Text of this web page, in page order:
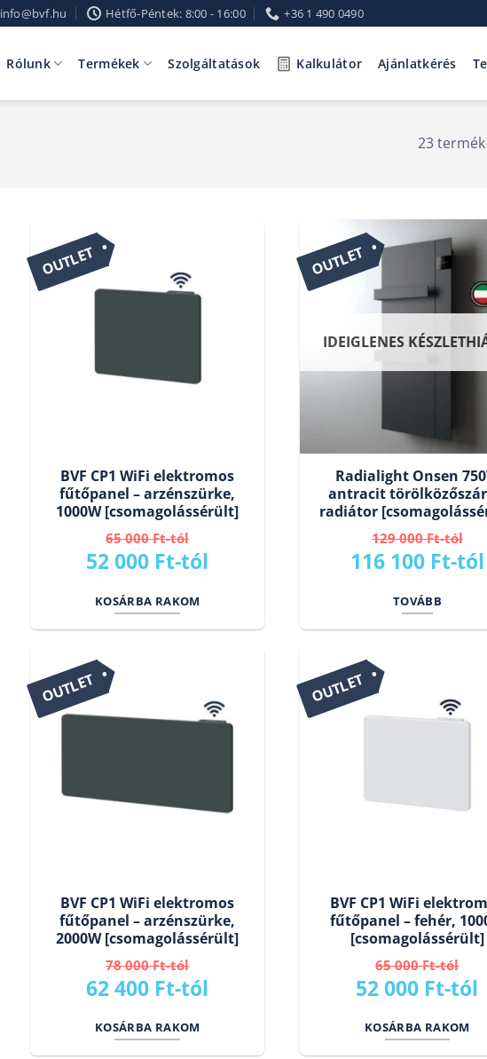
info@bvf.hu Hétfő-Péntek: 8:00 - 16:00 +36 1 490 0490
Rólunk Termékek Szolgáltatások Kalkulátor Ajánlatkérés
23
OUTLET
BVF CP1 WiFi elektromos
fűtőpanel – arzénszürke,
1000W [csomagolássérült]
65 000Ft
Original
price
was:
000 Ft.
52 000 Ft
KOSÁRBA RAKOM
OUTLET
IDEIGLENES
Radialight Onsen
antracit
radiátor
129 000Ft
Original
000 Ft.
116 100 Ft
TOVÁBB
OUTLET
BVF CP1 WiFi elektromos
fűtőpanel – arzénszürke,
2000W [csomagolássérült]
78 000Ft
Original
price
was:
62 400 Ft
KOSÁRBA RAKOM
OUTLET
BVF CP1 WiFi
fűtőpanel – fehér,
[csomagolássérült]
65 000Ft
Original
price
was:
52 000 Ft
KOSÁRBA RAKOM